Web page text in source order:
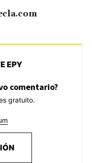
EPY
comentario?
gratuito.